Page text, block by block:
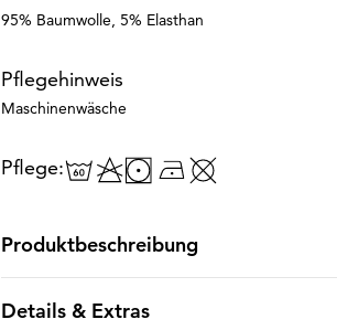
95% Baumwolle, 5% Elasthan
Pflegehinweis
Maschinenwäsche
Pflege:
Produktbeschreibung
Details & Extras